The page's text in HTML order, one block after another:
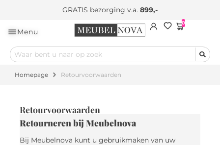
GRATIS bezorging v.a. 899,-
Menu
0
Homepage Retourvoorwaarden
Retourvoorwaarden
Retourneren bij Meubelnova
Bij Meubelnova kunt u gebruikmaken van uw